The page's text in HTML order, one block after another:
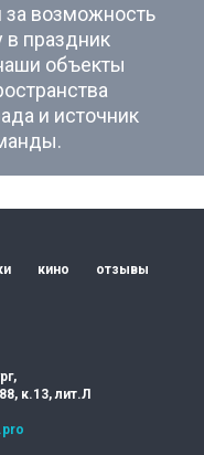
возможность
в праздник
объекты
и источник
кино
отзывы
к.13, лит.Л